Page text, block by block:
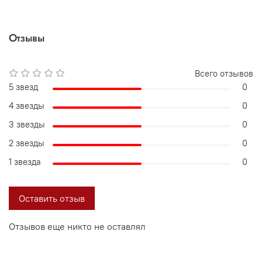
Отзывы
Отзывов еще никто не оставлял
Всего отзывов
5 звезд
0
4 звезды
0
3 звезды
0
2 звезды
0
1 звезда
0
Оставить отзыв